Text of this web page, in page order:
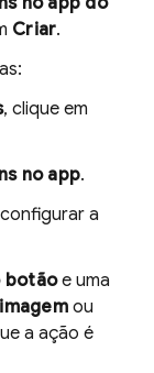
Criar.
, clique em
no app.
a
botãoe uma
ou
a ação é